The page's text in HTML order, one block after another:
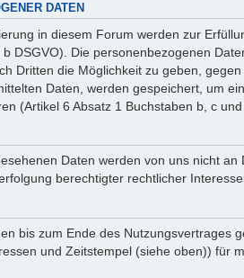
DATEN
in diesem Forum werden zur
DSGVO). Die personenbezogenen
Dritten die Möglichkeit zu geben,
Daten, werden gespeichert, um
(Artikel 6 Absatz 1 Buchstaben b, c und
Daten werden von uns nicht
berechtigter rechtlicher
bis zum Ende des
und Zeitstempel (siehe oben))